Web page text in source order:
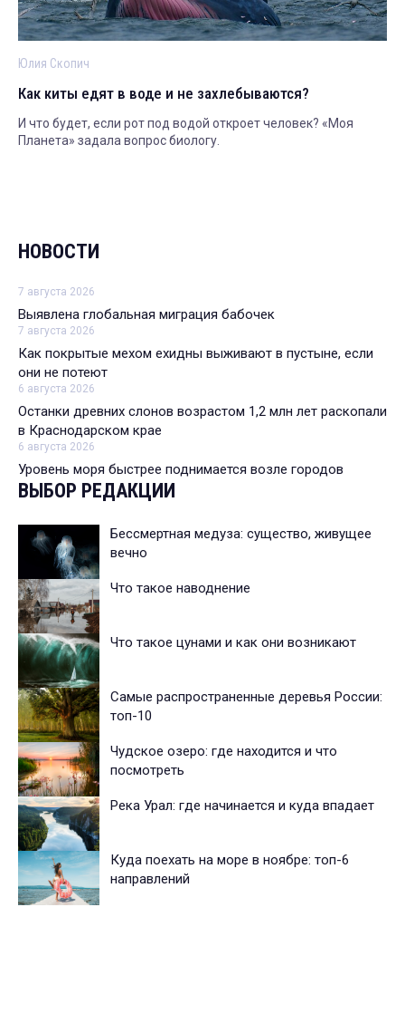
Юлия Скопич
Как киты едят в воде и не захлебываются?
И что будет, если рот под водой откроет человек? «Моя
Планета» задала вопрос биологу.
НОВОСТИ
7 августа 2026
Выявлена глобальная миграция бабочек
7 августа 2026
Как покрытые мехом ехидны выживают в пустыне, если
они не потеют
6 августа 2026
Останки древних слонов возрастом 1,2 млн лет раскопали
в Краснодарском крае
6 августа 2026
Уровень моря быстрее поднимается возле городов
ВЫБОР РЕДАКЦИИ
Бессмертная медуза: существо, живущее
вечно
Что такое наводнение
Что такое цунами и как они возникают
Самые распространенные деревья России:
топ-10
Чудское озеро: где находится и что
посмотреть
Река Урал: где начинается и куда впадает
Куда поехать на море в ноябре: топ-6
направлений